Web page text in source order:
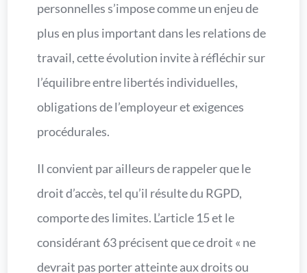
personnelles s’impose comme un enjeu de
plus en plus important dans les relations de
travail, cette évolution invite à réfléchir sur
l’équilibre entre libertés individuelles,
obligations de l’employeur et exigences
procédurales.
Il convient par ailleurs de rappeler que le
droit d’accès, tel qu’il résulte du RGPD,
comporte des limites. L’article 15 et le
considérant 63 précisent que ce droit « ne
devrait pas porter atteinte aux droits ou